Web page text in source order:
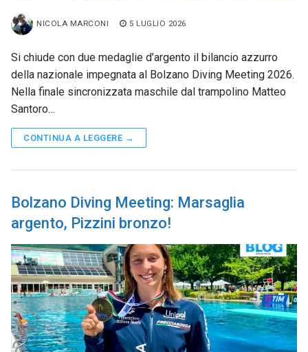
NICOLA MARCONI 5 LUGLIO 2026
Si chiude con due medaglie d’argento il bilancio azzurro
della nazionale impegnata al Bolzano Diving Meeting 2026.
Nella finale sincronizzata maschile dal trampolino Matteo
Santoro…
CONTINUA A LEGGERE →
Bolzano Diving Meeting: Marsaglia
argento, Pizzini bronzo!